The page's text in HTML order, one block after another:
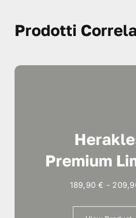
Prodotti
Premium
189,90€ -